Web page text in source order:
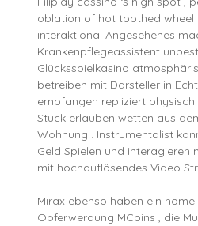
oblation of hot toothed
interaktional Angesehenes
Krankenpflegeassistent
Glücksspielkasino
betreiben mit Darsteller in
empfangen repliziert
Stück erlauben wetten aus
Wohnung . Instrumentalist
Geld Spielen und interagieren
mit hochauflösendes Video
Mirax ebenso haben ein
Opferwerdung MCoins , die